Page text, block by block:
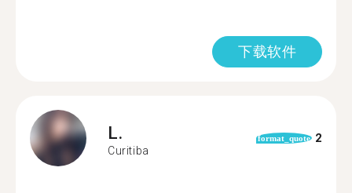
下载软件
L.
Curitiba
format_quote 2